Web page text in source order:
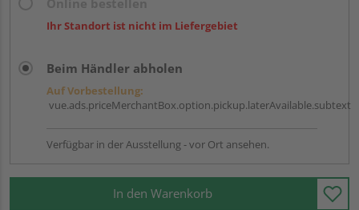
Ihr Standort ist nicht im Liefergebiet
Beim Händler abholen
Auf Vorbestellung:
vue.ads.priceMerchantBox.option.pickup.laterAvailable.subtext
Verfügbar in der Ausstellung - vor Ort ansehen.
In den Warenkorb